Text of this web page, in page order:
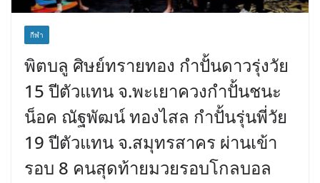
กีฬา
พิตบลู ศิษย์ทรายทอง กำปั้นดาวรุ่งวัย
15 ปีตัวแทน จ.พะเยาควงกำปั้นชนะ
น็อค ณัฐพัฒน์ ทองไสล กำปั้นรุ่นพี่วัย
19 ปีตัวแทน จ.สมุทรสาคร ผ่านเข้า
รอบ 8 คนสุดท้ายมวยรอบโกลบอล